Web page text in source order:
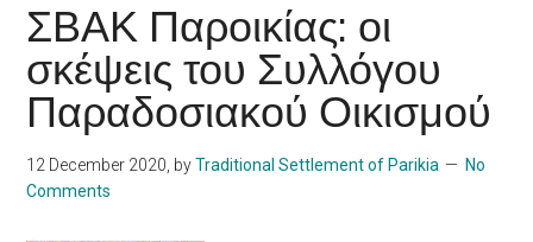
ΣΒΑΚ Παροικίας: οι
σκέψεις του Συλλόγου
Παραδοσιακού Οικισμού
12 December 2020, byTraditional Settlement of Parikia
No
Comments